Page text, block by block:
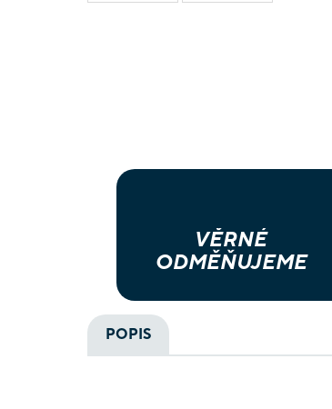
VĚRNÉ
ODMĚŇUJEME
POPIS